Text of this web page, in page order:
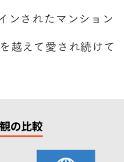
ンされたマンション
越えて愛され続けて